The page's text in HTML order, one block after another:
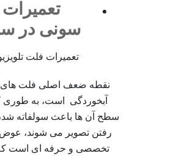
تعمیرات
سونی در
تعمیرات فلت
نقطه ضعف اصلی فلت های
آبخوردگی است، به طوری
سطح آن ها باعث سولفاته
رفتن تصویر می شوند،
تخصصی و حرفه ای است که